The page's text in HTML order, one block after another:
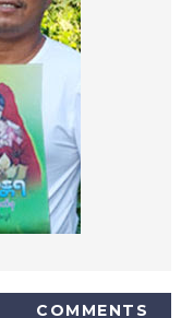
COMMENTS